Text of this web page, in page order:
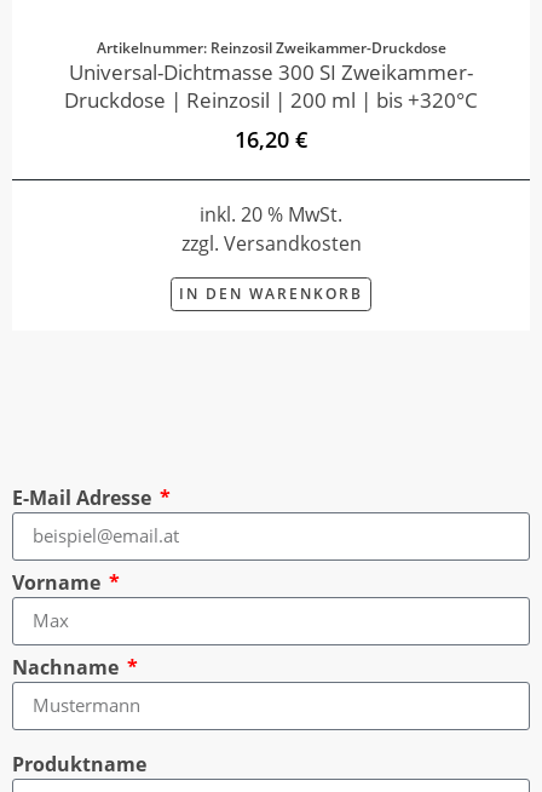
Artikelnummer: Reinzosil Zweikammer-Druckdose
Universal-Dichtmasse 300 SI Zweikammer-
Druckdose | Reinzosil | 200 ml | bis +320°C
16,20 €
inkl. 20 % MwSt.
zzgl. Versandkosten
IN DEN WARENKORB
E-Mail Adresse
Vorname
Nachname
Produktname